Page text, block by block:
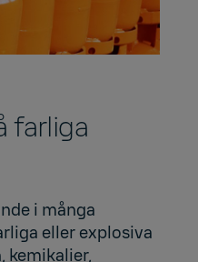
farliga
i många
eller explosiva
kemikalier,